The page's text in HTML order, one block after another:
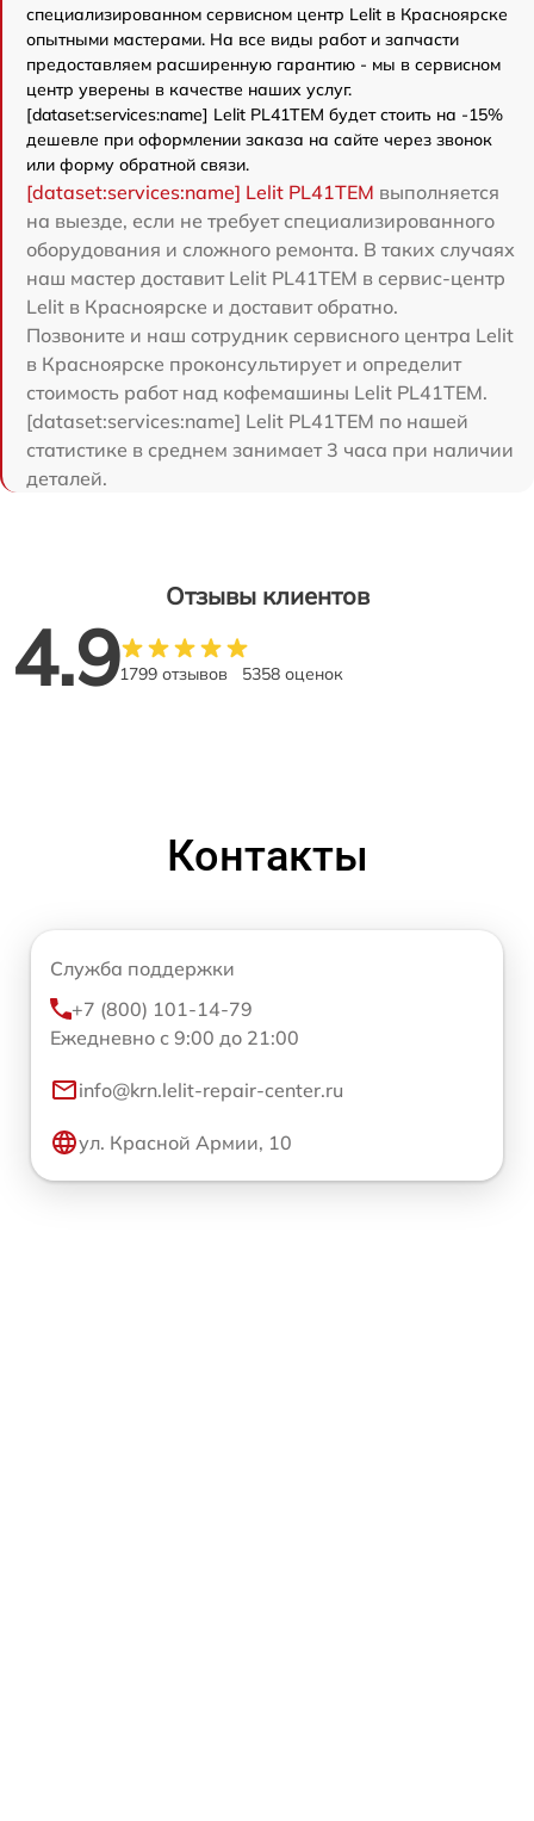
специализированном сервисном центр Lelit в Красноярске
опытными мастерами. На все виды работ и запчасти
предоставляем расширенную гарантию - мы в сервисном
центр уверены в качестве наших услуг.
[dataset:services:name] Lelit PL41TEM будет стоить на -15%
дешевле при оформлении заказа на сайте через звонок
или форму обратной связи.
[dataset:services:name] Lelit PL41TEM выполняется
на выезде, если не требует специализированного
оборудования и сложного ремонта. В таких случаях
наш мастер доставит Lelit PL41TEM в сервис-центр
Lelit в Красноярске и доставит обратно.
Позвоните и наш сотрудник сервисного центра Lelit
в Красноярске проконсультирует и определит
стоимость работ над кофемашины Lelit PL41TEM.
[dataset:services:name] Lelit PL41TEM по нашей
статистике в среднем занимает 3 часа при наличии
деталей.
Отзывы клиентов
4.91799 отзывов 5358 оценок
Контакты
Служба поддержки
+7 (800) 101-14-79
Ежедневно с 9:00 до 21:00
info@krn.lelit-repair-center.ru
ул. Красной Армии, 10